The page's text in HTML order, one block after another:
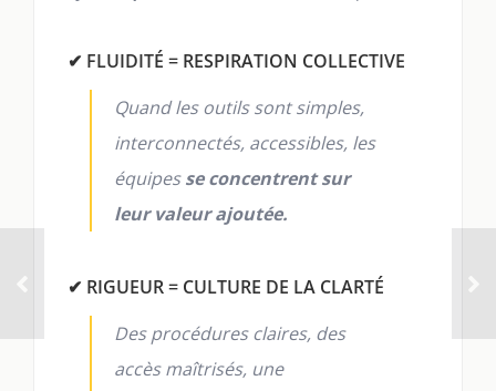
✔ FLUIDITÉ = RESPIRATION COLLECTIVE
Quand les outils sont simples,
interconnectés, accessibles, les
équipesse concentrent sur
leur valeur ajoutée.
✔ RIGUEUR = CULTURE DE LA CLARTÉ
Des procédures claires, des
accès maîtrisés, une